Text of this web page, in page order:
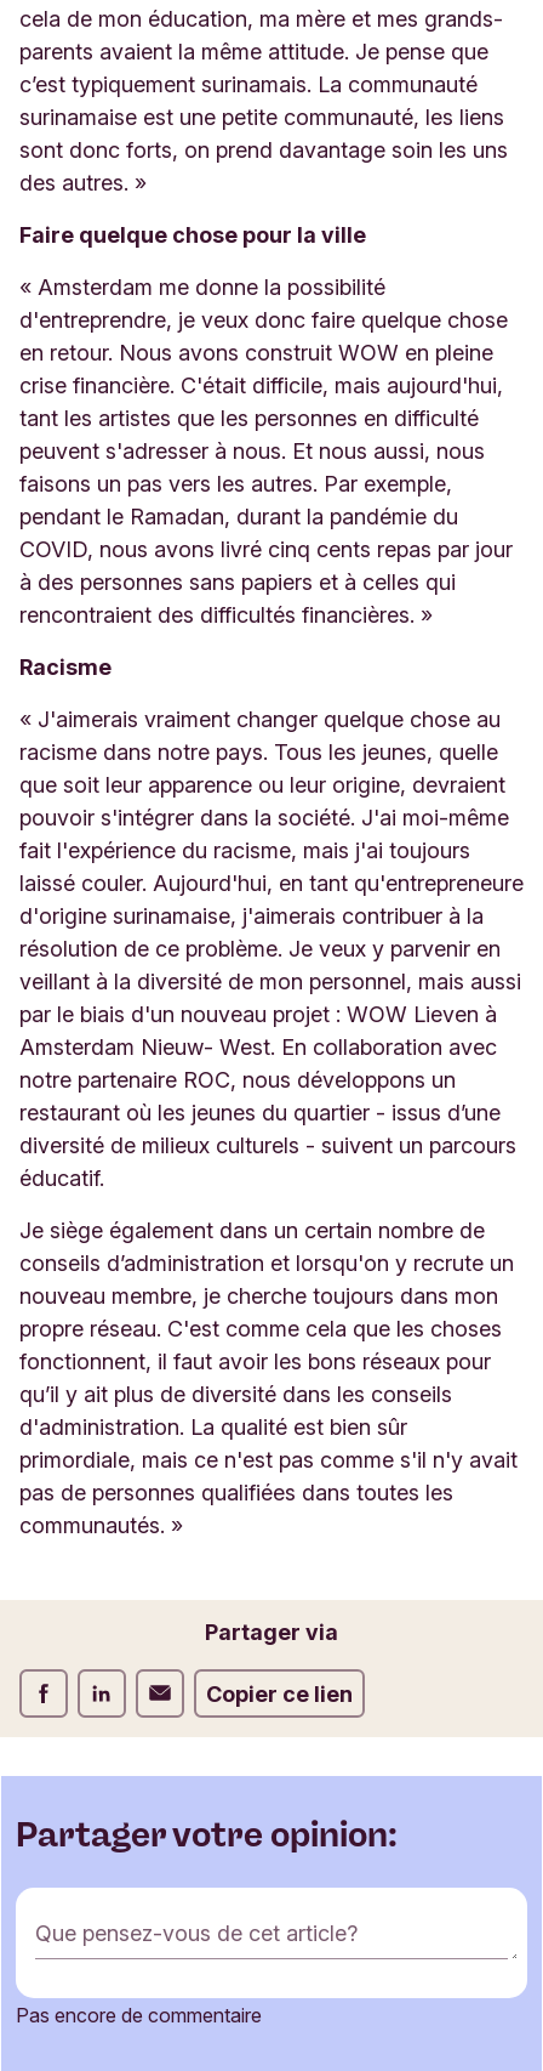
cela de mon éducation, ma mère et mes grands-
parents avaient la même attitude. Je pense que
c’est typiquement surinamais. La communauté
surinamaise est une petite communauté, les liens
sont donc forts, on prend davantage soin les uns
des autres. »
Faire quelque chose pour la ville
« Amsterdam me donne la possibilité
d'entreprendre, je veux donc faire quelque chose
en retour. Nous avons construit WOW en pleine
crise financière. C'était difficile, mais aujourd'hui,
tant les artistes que les personnes en difficulté
peuvent s'adresser à nous. Et nous aussi, nous
faisons un pas vers les autres. Par exemple,
pendant le Ramadan, durant la pandémie du
COVID, nous avons livré cinq cents repas par jour
à des personnes sans papiers et à celles qui
rencontraient des difficultés financières. »
Racisme
« J'aimerais vraiment changer quelque chose au
racisme dans notre pays. Tous les jeunes, quelle
que soit leur apparence ou leur origine, devraient
pouvoir s'intégrer dans la société. J'ai moi-même
fait l'expérience du racisme, mais j'ai toujours
laissé couler. Aujourd'hui, en tant qu'entrepreneure
d'origine surinamaise, j'aimerais contribuer à la
résolution de ce problème. Je veux y parvenir en
veillant à la diversité de mon personnel, mais aussi
par le biais d'un nouveau projet : WOW Lieven à
Amsterdam Nieuw- West. En collaboration avec
notre partenaire ROC, nous développons un
restaurant où les jeunes du quartier - issus d’une
diversité de milieux culturels - suivent un parcours
éducatif.
Je siège également dans un certain nombre de
conseils d’administration et lorsqu'on y recrute un
nouveau membre, je cherche toujours dans mon
propre réseau. C'est comme cela que les choses
fonctionnent, il faut avoir les bons réseaux pour
qu’il y ait plus de diversité dans les conseils
d'administration. La qualité est bien sûr
primordiale, mais ce n'est pas comme s'il n'y avait
pas de personnes qualifiées dans toutes les
communautés. »
Partager via
Partager via Facebook
Partager via LinkedIn
Partager via E-mail
Copier ce lien
Partager votre opinion:
F
o
m
Que pensez-vous de cet article?
Pas encore de commentaire